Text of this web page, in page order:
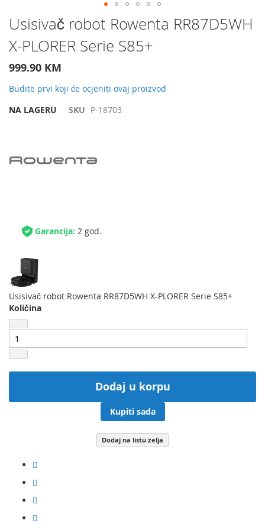
Preskočite
na
početak
galerije
slika
Usisivač robot Rowenta RR87D5WH
X-PLORER Serie S85+
999.90 KM
Budite prvi koji će ocjeniti ovaj proizvod
NA LAGERU
SKU P-18703
Garancija: 2 god.
Usisivač robot Rowenta RR87D5WH X-PLORER Serie S85+
Količina
Dodaj u korpu
Kupiti sada
Dodaj na listu želja